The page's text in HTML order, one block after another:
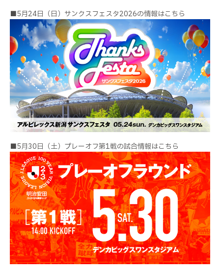
■5月24日（日）サンクスフェスタ2026の情報はこちら
■5月30日（土）プレーオフ第1戦の試合情報はこちら